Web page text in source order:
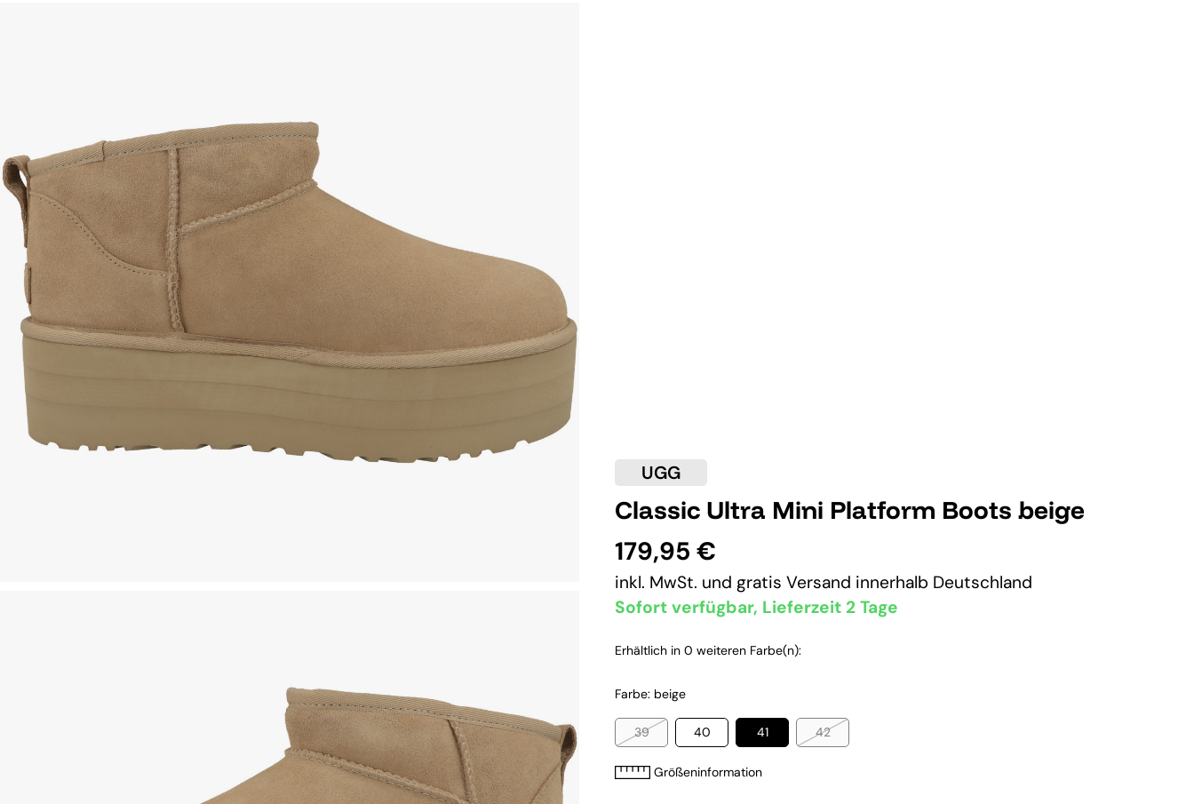
UGG
Classic Ultra Mini Platform Boots beige
179,95 €
inkl. MwSt. und gratis Versand innerhalb Deutschland
Sofort verfügbar, Lieferzeit 2 Tage
Erhältlich in 0 weiteren Farbe(n):
Farbe: beige
39 40 41 42
Größeninformation